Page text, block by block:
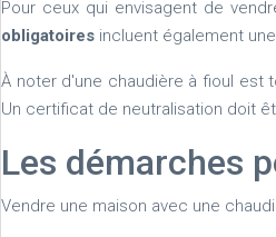
Pour ceux qui envisagent de
obligatoires incluent également
À noter d'une chaudière à fioul est
Un certificat de neutralisation doit
Les démarches
Vendre une maison avec une